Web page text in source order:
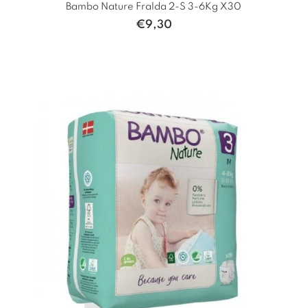
Bambo Nature Fralda 2-S 3-6Kg X30
€9,30